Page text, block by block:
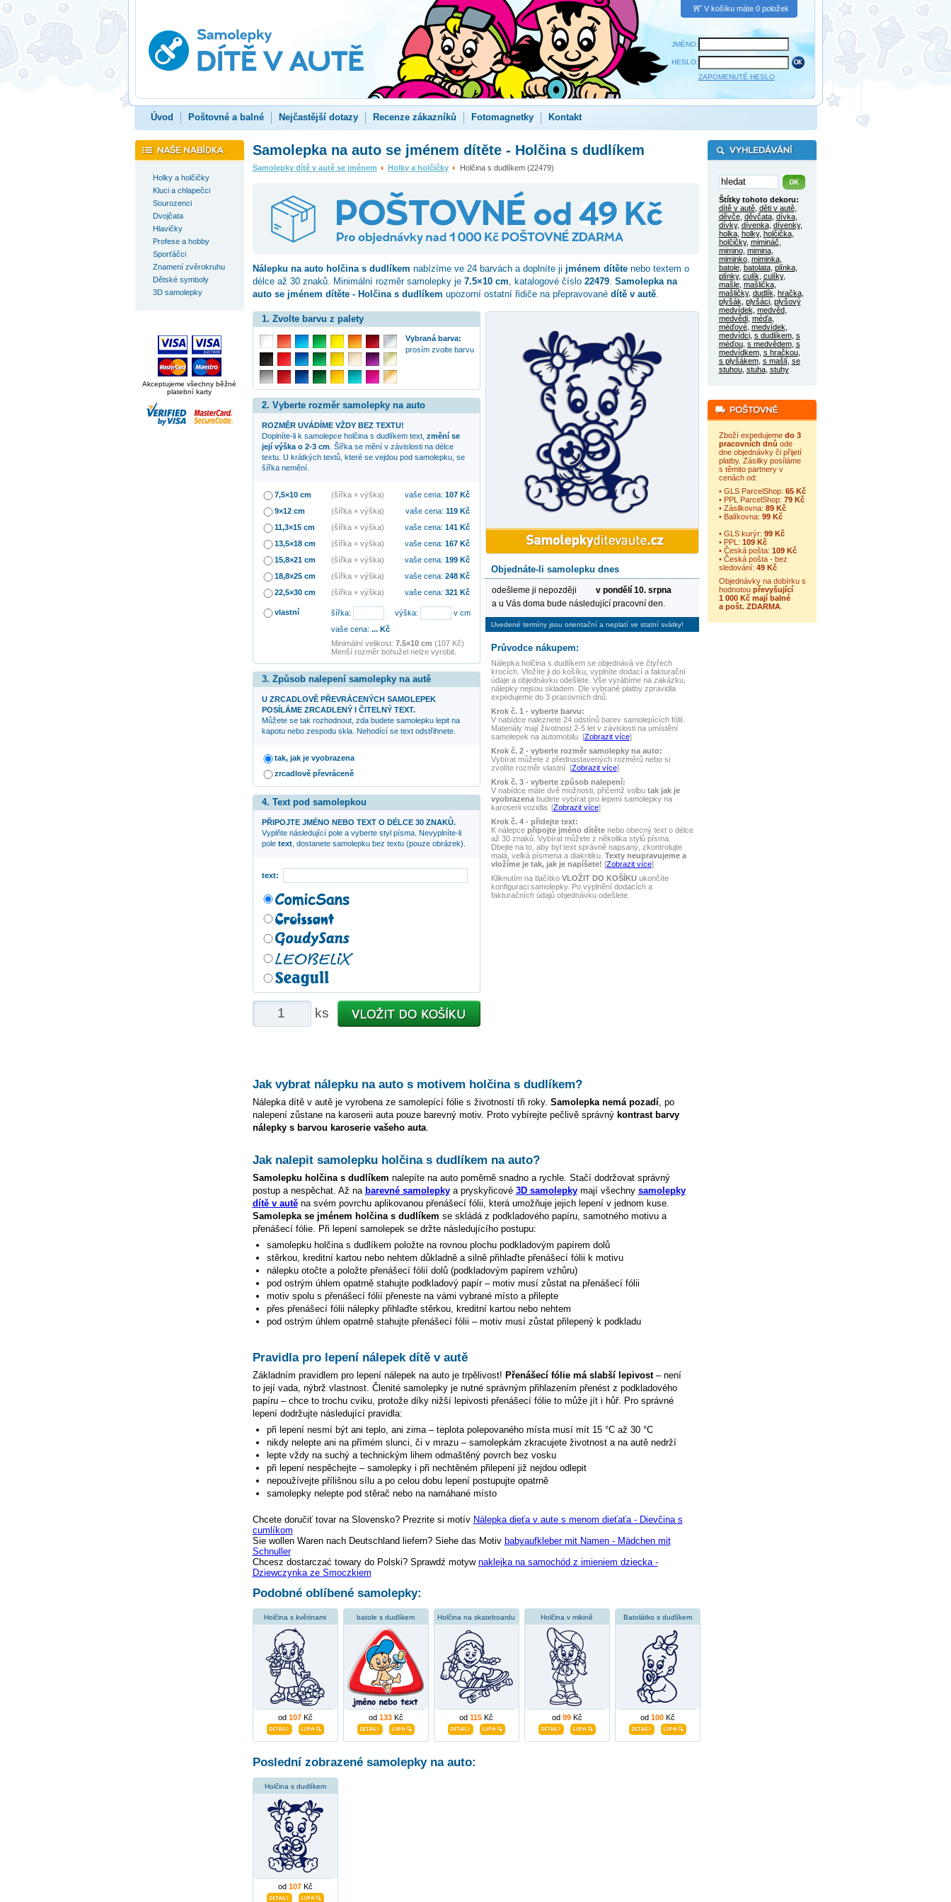
V košíku máte 0 položek
JMÉNO:
HESLO:
ZAPOMENUTÉ HESLO
Úvod Poštovné a balné Nejčastější dotazy Recenze zákazníků Fotomagnetky Kontakt
Holky a holčičky
Kluci a chlapečci
Sourozenci
Dvojčata
Hlavičky
Profese a hobby
Sporťáčci
Znamení zvěrokruhu
Dětské symboly
3D samolepky
Akceptujeme všechny běžné
platební karty
Samolepka na auto se jménem dítěte - Holčina s dudlíkem
Samolepky dítě v autě se jménem Holky a holčičky Holčina s dudlíkem (22479)
Nálepku na auto holčina s dudlíkem nabízíme ve 24 barvách a doplníte ji jménem dítětenebo textem o
délce až 30 znaků. Minimální rozměr samolepky je 7.5×10 cm, katalogové číslo 22479. Samolepka na
auto se jménem dítěte - Holčina s dudlíkem upozorní ostatní řidiče na přepravované dítě v autě.
Objednáte-li samolepku dnes
odešleme ji nepozději
v pondělí 10. srpna
a u Vás doma bude následující pracovní den.
Uvedené termíny jsou orientační a neplatí ve statní svátky!
Průvodce nákupem:
Nálepka holčina s dudlíkemse objednává ve čtyřech
krocích. Vložíte ji do košíku, vyplníte dodací a fakturační
údaje a objednávku odešlete. Vše vyrábíme na zakázku,
nálepky nejsou skladem. Dle vybrané platby zpravidla
expedujeme do 3 pracovních dnů.
Krok č. 1 - vyberte barvu:
V nabídce naleznete 24 odstínů barev samolepících fólií.
Materiály mají životnost 2-5 let v závislosti na umístění
samolepek na automobilu. [Zobrazit více]
Krok č. 2 - vyberte rozměr samolepky na auto:
Vybírat můžete z přednastavených rozměrů nebo si
zvolíte rozměr vlastní. [Zobrazit více]
Krok č. 3 - vyberte způsob nalepení:
V nabídce máte dvě možnosti, přičemž volbu tak jak je
vyobrazenabudete vybírat pro lepení samolepky na
karoserii vozidla. [Zobrazit více]
Krok č. 4 - přidejte text:
K nálepce připojte jméno dítětenebo obecný text o délce
až 30 znaků. Vybírat můžete z několika stylů písma.
Dbejte na to, aby byl text správně napsaný, zkontrolujte
malá, velká písmena a diakritiku. Texty neupravujeme a
vložíme je tak, jak je napíšete! [Zobrazit více]
Kliknutím na tlačítko VLOŽIT DO KOŠÍKUukončíte
konfiguraci samolepky. Po vyplnění dodacích a
fakturačních údajů objednávku odešlete.
1. Zvolte barvu z palety
Vybraná barva:
prosím zvolte barvu
2. Vyberte rozměr samolepky na auto
ROZMĚR UVÁDÍME VŽDY BEZ TEXTU!
Doplníte-li k samolepce holčina s dudlíkemtext, změní se
její výška o 2-3 cm. Šířka se mění v závislosti na délce
textu. U krátkých textů, které se vejdou pod samolepku, se
šířka nemění.
7,5×10 cm (šířka × výška) vaše cena: 107Kč
9×12 cm
(šířka × výška) vaše cena: 119Kč
11,3×15 cm
(šířka × výška) vaše cena: 141Kč
13,5×18 cm
(šířka × výška) vaše cena: 167Kč
15,8×21 cm
(šířka × výška) vaše cena: 199Kč
18,8×25 cm
(šířka × výška) vaše cena: 248Kč
22,5×30 cm
(šířka × výška) vaše cena: 321Kč
vlastní šířka: výška:
v cm
vaše cena: ...Kč
Minimální velikost: 7.5×10 cm (107 Kč)
Menší rozměr bohužel nelze vyrobit.
3. Způsob nalepení samolepky na autě
U ZRCADLOVĚ PŘEVRÁCENÝCH SAMOLEPEK
POSÍLÁME ZRCADLENÝ I ČITELNÝ TEXT.
Můžete se tak rozhodnout, zda budete samolepku lepit na
kapotu nebo zespodu skla. Nehodící se text odstřihnete.
tak, jak je vyobrazena
zrcadlově převráceně
4. Text pod samolepkou
PŘIPOJTE JMÉNO NEBO TEXT O DÉLCE 30 ZNAKŮ.
Vyplňte následující pole a vyberte styl písma. Nevyplníte-li
pole text, dostanete samolepku bez textu (pouze obrázek).
text:
ks
Jak vybrat nálepku na auto s motivem holčina s dudlíkem?
Nálepka dítě v autě je vyrobena ze samolepící fólie s životností tři roky. Samolepka nemá pozadí, po
nalepení zůstane na karoserii auta pouze barevný motiv. Proto vybírejte pečlivě správný kontrast barvy
nálepky s barvou karoserie vašeho auta.
Jak nalepit samolepku holčina s dudlíkem na auto?
Samolepku holčina s dudlíkem nalepíte na auto poměrně snadno a rychle. Stačí dodržovat správný
postup a nespěchat. Až na barevné samolepkya pryskyřicové 3D samolepkymají všechny samolepky
dítě v autěna svém povrchu aplikovanou přenášecí fólii, která umožňuje jejich lepení v jednom kuse.
Samolepka se jménem holčina s dudlíkem se skládá z podkladového papíru, samotného motivu a
přenášecí fólie. Při lepení samolepek se držte následujícího postupu:
samolepku holčina s dudlíkem položte na rovnou plochu podkladovým papírem dolů
stěrkou, kreditní kartou nebo nehtem důkladně a silně přihlaďte přenášecí fólii k motivu
nálepku otočte a položte přenášecí fólií dolů (podkladovým papírem vzhůru)
pod ostrým úhlem opatrně stahujte podkladový papír – motiv musí zůstat na přenášecí fólii
motiv spolu s přenášecí fólií přeneste na vámi vybrané místo a přilepte
přes přenášecí fólii nálepky přihlaďte stěrkou, kreditní kartou nebo nehtem
pod ostrým úhlem opatrně stahujte přenášecí fólii – motiv musí zůstat přilepený k podkladu
Pravidla pro lepení nálepek dítě v autě
Základním pravidlem pro lepení nálepek na auto je trpělivost! Přenášecí fólie má slabší lepivost– není
to její vada, nýbrž vlastnost. Členité samolepky je nutné správným přihlazením přenést z podkladového
papíru – chce to trochu cviku, protože díky nižší lepivosti přenášecí fólie to může jít i hůř. Pro správné
lepení dodržujte následující pravidla:
při lepení nesmí být ani teplo, ani zima – teplota polepovaného místa musí mít 15 °C až 30 °C
nikdy nelepte ani na přímém slunci, či v mrazu – samolepkám zkracujete životnost a na autě nedrží
lepte vždy na suchý a technickým lihem odmaštěný povrch bez vosku
při lepení nespěchejte – samolepky i při nechtěném přilepení již nejdou odlepit
nepoužívejte přílišnou sílu a po celou dobu lepení postupujte opatrně
samolepky nelepte pod stěrač nebo na namáhané místo
Chcete doručiť tovar na Slovensko? Prezrite si motív Nálepka dieťa v aute s menom dieťaťa - Dievčina s
cumlíkom
Sie wollen Waren nach Deutschland liefern? Siehe das Motiv babyaufkleber mit Namen - Mädchen mit
Schnuller
Chcesz dostarczać towary do Polski? Sprawdź motyw naklejka na samochód z imieniem dziecka -
Dziewczynka ze Smoczkiem
Podobné oblíbené samolepky:
Holčina s květinami
od 107Kč
batole s dudlíkem
od 133Kč
Holčina na skateboardu
od 115 Kč
Holčina v mikině
od 99Kč
Batolátko s dudlíkem
od 100Kč
Poslední zobrazené samolepky na auto:
Holčina s dudlíkem
od 107Kč
Štítky tohoto dekoru:
dítě v autě, děti v autě,
děvče, děvčata, dívka,
dívky, dívenka, dívenky,
holka, holky, holčička,
holčičky, mimináč
mimino, mimina,
miminko, miminka,
batole, batolata, plínka,
plínky, culík culíky,
mašle, mašlička,
mašličky, dudlík hračka,
plyšák plyšáci, plyšový
medvídek medvěd,
medvědi, méďa,
méďové, medvídek
medvídci, s dudlíkem, s
méďou, s medvědem, s
medvídkem, s hračkou,
s plyšákem, s mašlí, se
stuhou, stuha, stuhy
Zboží expedujeme do 3
pracovních dnů ode
dne objednávky či přijetí
platby. Zásilky posíláme
s těmito partnery v
cenách od:
• GLS ParcelShop: 65 Kč
• PPL ParcelShop: 79 Kč
• Zásilkovna: 89 Kč
• Balíkovna: 99 Kč
• GLS kurýr: 99 Kč
• PPL: 109 Kč
• Česká pošta: 109 Kč
• Česká pošta - bez
sledování: 49 Kč
Objednávky na dobírku s
hodnotou převyšující
1 000 Kč mají balné
a pošt. ZDARMA.